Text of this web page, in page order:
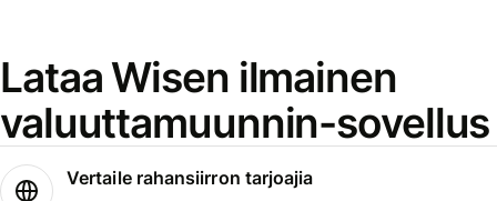
Lataa Wisen ilmainen
valuuttamuunnin-sovellus
Vertaile rahansiirron tarjoajia